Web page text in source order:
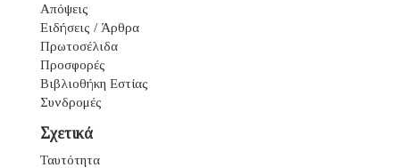
Απόψεις
Ειδήσεις / Άρθρα
Πρωτοσέλιδα
Προσφορές
Βιβλιοθήκη Εστίας
Συνδρομές
Σχετικά
Ταυτότητα